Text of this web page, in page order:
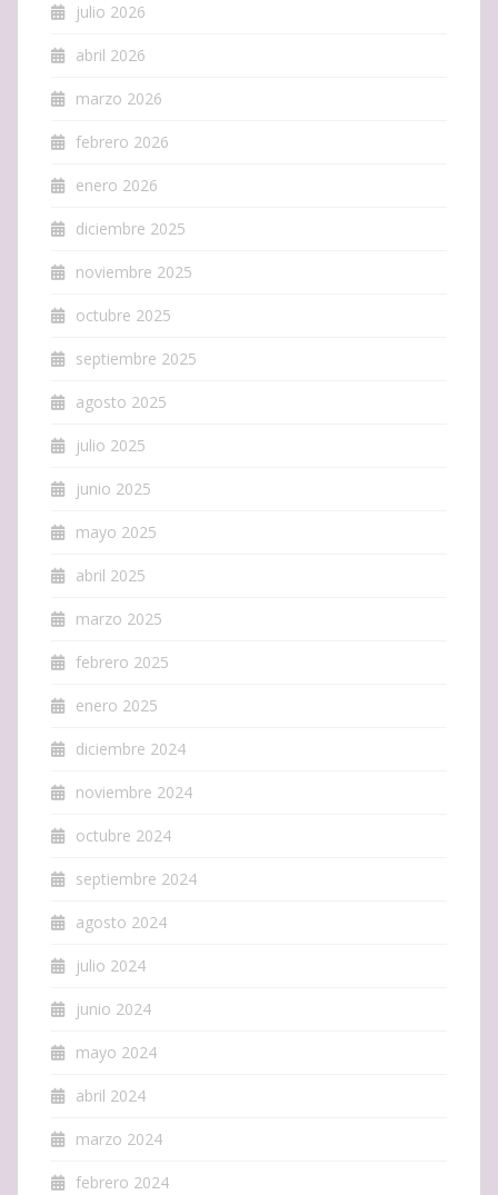
julio 2026
abril 2026
marzo 2026
febrero 2026
enero 2026
diciembre 2025
noviembre 2025
octubre 2025
septiembre 2025
agosto 2025
julio 2025
junio 2025
mayo 2025
abril 2025
marzo 2025
febrero 2025
enero 2025
diciembre 2024
noviembre 2024
octubre 2024
septiembre 2024
agosto 2024
julio 2024
junio 2024
mayo 2024
abril 2024
marzo 2024
febrero 2024